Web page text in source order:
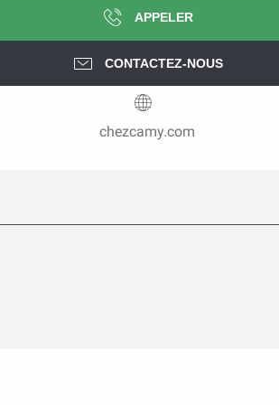
APPELER
CONTACTEZ-NOUS
chezcamy.com